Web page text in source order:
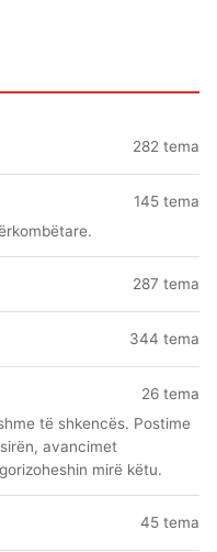
282 tema
145 tema
287 tema
344 tema
26 tema
të shkencës. Postime
avancimet
mirë këtu.
45 tema